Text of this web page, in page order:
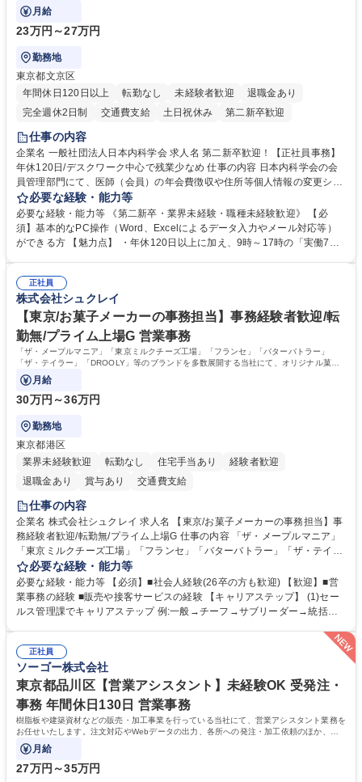
などにも幅広く携わっていただきます。
月給
23万円～27万円
勤務地
東京都文京区
年間休日120日以上
転勤なし 未経験者歓迎
退職金あり
完全週休2日制
交通費支給 土日祝休み 第二新卒歓迎
仕事の内容
企業名 一般社団法人日本内科学会 求人名 第二新卒歓迎！【正社員事務】
年休120日/デスクワーク中心で残業少なめ 仕事の内容 日本内科学会の会
員管理部門にて、医師（会員）の年会費徴収や住所等個人情報の変更シス
テム入力、電話・FAX対応をお任せします。将来的には、各種委員会の運
営事務局業務などにも幅広く携わっていただきます。 【会員管理・データ
入力業務】 ・医師（会員）の住所変更、個人情報のシステム登録・更新
・年会費の徴収管理や入金データの照合確認 【問い合わせ対応】 ・会員
年休120日/デスクワーク中心で残業少なめ
必要な経験・能力等
必要な経験・能力等 《第二新卒・業界未経験・職種未経験歓迎》 【必
須】基本的なPC操作（Word、Excelによるデータ入力やメール対応等）
ができる方 【魅力点】 ・年休120日以上に加え、9時～17時の「実働7時
整、資料作成、当日の運営サポート 学歴・資格 学歴：大学院 大学 語学
力： 資格：
正社員
株式会社シュクレイ
【東京/お菓子メーカーの事務担当】事務経験者歓迎/転
勤無/プライム上場G 営業事務
「ザ・メープルマニア」「東京ミルクチーズ工場」「フランセ」「バターバトラー」
「ザ・テイラー」「DROOLY」等のブランドを多数展開する当社にて、オリジナル菓子
ブランド商品の事務業務をお任せいたします。
月給
30万円～36万円
勤務地
東京都港区
業界未経験歓迎
転勤なし 住宅手当あり
経験者歓迎
退職金あり
賞与あり 交通費支給
仕事の内容
企業名 株式会社シュクレイ 求人名 【東京/お菓子メーカーの事務担当】事
務経験者歓迎/転勤無/プライム上場G 仕事の内容 「ザ・メープルマニア」
「東京ミルクチーズ工場」「フランセ」「バターバトラー」「ザ・テイラ
ー」「DROOLY」等のブランドを多数展開する当社にて、オリジナル菓子
ブランド商品の事務業務をお任せいたします。 【具体的な業務内容】 ■店
舗からの発注受付/PC入力業務 ■受電対応(社内/社外) ■商品のマスター登
録 ■日々の売上抽出・報告 ■提携企業への書類送付業務 ■契約書管理業務
必要な経験・能力等
必要な経験・能力等 【必須】■社会人経験(26卒の方も歓迎) 【歓迎】■営
業事務の経験 ■販売や接客サービスの経験 【キャリアステップ】 (1)セー
ルス管理課でキャリアステップ 例:一般→チーフ→サブリーダー→統括リ
験で経営管理部内で経理へ異動した方もいらっしゃいます。年3回の面談
や個別面談を通してご自身のキャリアと向き合っていただき、会社として
もバックアップしていきます。 学歴・資格 学歴：大学院 大学 高専 短大
専修学校 高校 語学力： 資格：
正社員
ソーゴー株式会社
東京都品川区【営業アシスタント】未経験OK 受発注・
事務 年間休日130日 営業事務
樹脂板や建築資材などの販売・加工事業を行っている当社にて、営業アシスタント業務を
お任せいたします。注文対応やWebデータの出力、各所への発注・加工依頼のほか、電
話・メール対応等の事務業務を担当します。
月給
27万円～35万円